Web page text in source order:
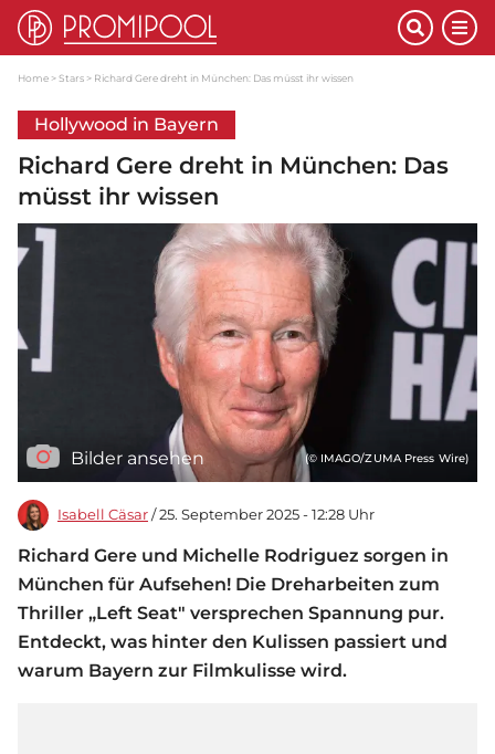
Home Stars Richard Gere dreht in München: Das müsst ihr wissen
Hollywood in Bayern
Richard Gere dreht in München: Das
müsst ihr wissen
Bilder ansehen (© IMAGO/ZUMA Press Wire)
Isabell Cäsar / 25. September 2025 - 12:28 Uhr
Richard Gere und Michelle Rodriguez sorgen in
München für Aufsehen! Die Dreharbeiten zum
Thriller „Left Seat" versprechen Spannung pur.
Entdeckt, was hinter den Kulissen passiert und
warum Bayern zur Filmkulisse wird.